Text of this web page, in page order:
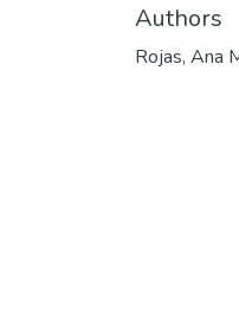
Authors
Rojas, Ana